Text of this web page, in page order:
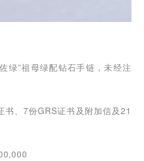
绿”祖母绿配钻石手链，未经注
、7份GRS证书及附加信及21